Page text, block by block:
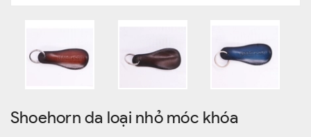
Shoehorn da loại nhỏ móc khóa